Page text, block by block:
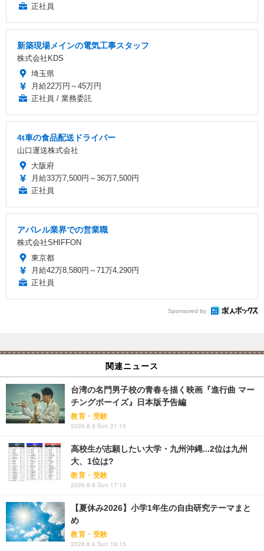
正社員
新築現場メインの電気工事スタッフ
株式会社KDS
埼玉県
月給22万円～45万円
正社員 / 業務委託
4t車の食品配送ドライバー
山口運送株式会社
大阪府
月給33万7,500円～36万7,500円
正社員
アパレル業界での営業職
株式会社SHIFFON
東京都
月給42万8,580円～71万4,290円
正社員
Sponsored by
関連ニュース
台湾の名門男子校の青春を描く映画『進行曲 マー
チングボーイズ』日本版予告編
教育・受験
2026.8.9 Sun 21:15
高校生が志願したい大学・九州沖縄...2位は九州
大、1位は?
教育・受験
2026.8.9 Sun 17:15
【夏休み2026】小学1年生の自由研究テーマまと
め
教育・受験
2026.8.9 Sun 18:15